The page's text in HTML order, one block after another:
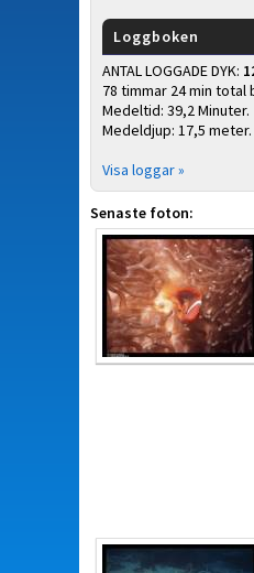
Loggboken
ANTAL LOGGADE DYK:
78 timmar 24 min
Medeltid: 39,2 Minuter.
Medeldjup: 17,5 meter.
Visa loggar »
Senaste foton: